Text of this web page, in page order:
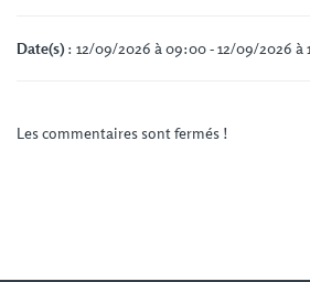
Date(s): 12/09/2026 à 09:00 - 12/09/2026 à
Les commentaires sont fermés !